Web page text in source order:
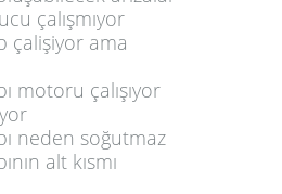
çalışmıyor
çalişiyor ama
motoru çalışıyor
neden soğutmaz
alt kısmı